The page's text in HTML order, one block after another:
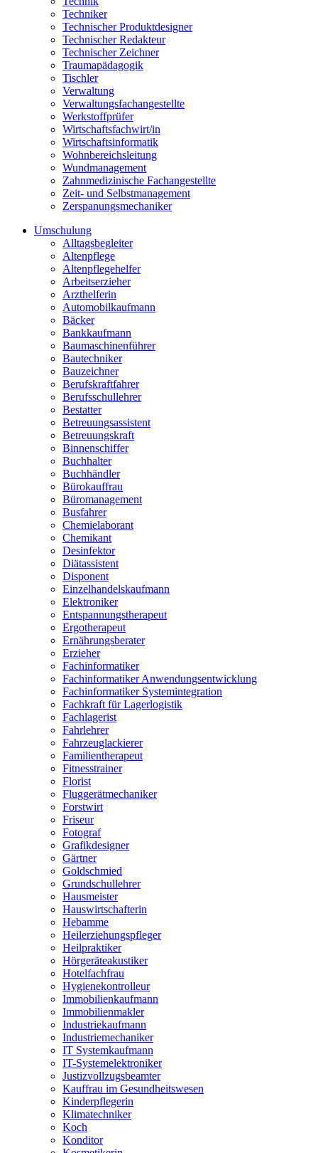
Techniker
Technischer Produktdesigner
Technischer Redakteur
Technischer Zeichner
Traumapädagogik
Tischler
Verwaltung
Verwaltungsfachangestellte
Werkstoffprüfer
Wirtschaftsfachwirt/in
Wirtschaftsinformatik
Wohnbereichsleitung
Wundmanagement
Zahnmedizinische Fachangestellte
Zeit- und Selbstmanagement
Zerspanungsmechaniker
Umschulung
Alltagsbegleiter
Altenpflege
Altenpflegehelfer
Arbeitserzieher
Arzthelferin
Automobilkaufmann
Bäcker
Bankkaufmann
Baumaschinenführer
Bautechniker
Bauzeichner
Berufskraftfahrer
Berufsschullehrer
Bestatter
Betreuungsassistent
Betreuungskraft
Binnenschiffer
Buchhalter
Buchhändler
Bürokauffrau
Büromanagement
Busfahrer
Chemielaborant
Chemikant
Desinfektor
Diätassistent
Disponent
Einzelhandelskaufmann
Elektroniker
Entspannungstherapeut
Ergotherapeut
Ernährungsberater
Erzieher
Fachinformatiker
Fachinformatiker Anwendungsentwicklung
Fachinformatiker Systemintegration
Fachkraft für Lagerlogistik
Fachlagerist
Fahrlehrer
Fahrzeuglackierer
Familientherapeut
Fitnesstrainer
Florist
Fluggerätmechaniker
Forstwirt
Friseur
Fotograf
Grafikdesigner
Gärtner
Goldschmied
Grundschullehrer
Hausmeister
Hauswirtschafterin
Hebamme
Heilerziehungspfleger
Heilpraktiker
Hörgeräteakustiker
Hotelfachfrau
Hygienekontrolleur
Immobilienkaufmann
Immobilienmakler
Industriekaufmann
Industriemechaniker
IT Systemkaufmann
IT-Systemelektroniker
Justizvollzugsbeamter
Kauffrau im Gesundheitswesen
Kinderpflegerin
Klimatechniker
Koch
Konditor